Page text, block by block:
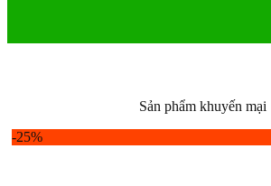
Sản phẩm khuyến mại
-25%